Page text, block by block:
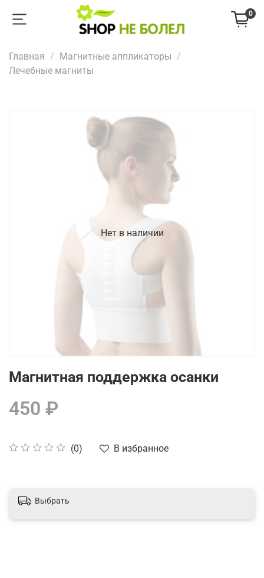
0
Главная
Магнитные аппликаторы
Лечебные магниты
Нет в наличии
Магнитная поддержка осанки
(0) В избранное
450 ₽
Выбрать